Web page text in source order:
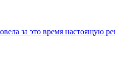
за это время настоящую